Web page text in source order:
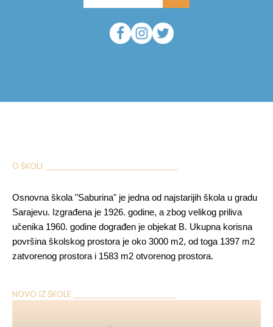
O ŠKOLI ___________________________________________
Osnovna škola "Saburina" je jedna od najstarijih škola u gradu
Sarajevu. Izgrađena je 1926. godine, a zbog velikog priliva
učenika 1960. godine dograđen je objekat B. Ukupna korisna
površina školskog prostora je oko 3000 m2, od toga 1397 m2
zatvorenog prostora i 1583 m2 otvorenog prostora.
NOVO IZ ŠKOLE __________________________________